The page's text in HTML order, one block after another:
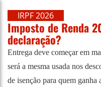
IRPF 2026
Imposto de Renda
declaração?
Entrega deve começar em
será a mesma usada nos
de isenção para quem